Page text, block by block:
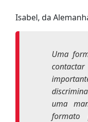
Isabel, da
Uma
uma
formato